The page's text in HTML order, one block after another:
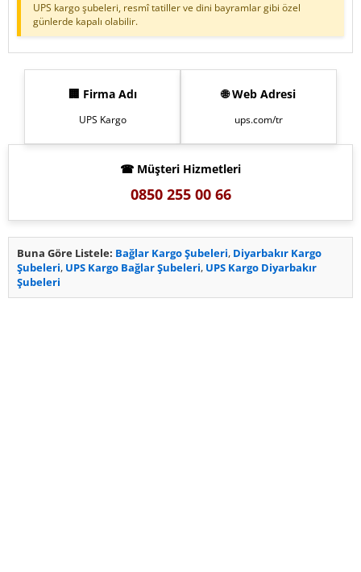
UPS kargo şubeleri, resmî tatiller ve dini bayramlar gibi özel
günlerde kapalı olabilir.
🏢 Firma Adı
UPS Kargo
🌐 Web Adresi
ups.com/tr
☎ Müşteri Hizmetleri
0850 255 00 66
Buna Göre Listele: Bağlar Kargo Şubeleri, Diyarbakır Kargo
Şubeleri, UPS Kargo Bağlar Şubeleri, UPS Kargo Diyarbakır
Şubeleri